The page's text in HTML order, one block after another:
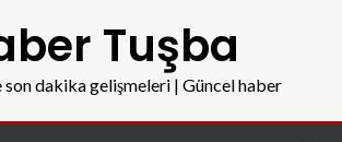
Tuşba
dakika gelişmeleri | Güncel haber